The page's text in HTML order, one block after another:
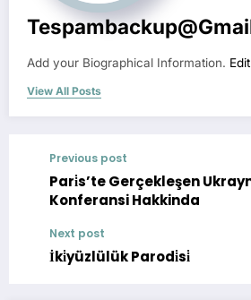
Add your Biographical Information.
View All Posts
Previous post
Pari̇s’te Gerçekleşen
Konferansi Hakkinda
Next post
İki̇yüzlülük Parodi̇si̇